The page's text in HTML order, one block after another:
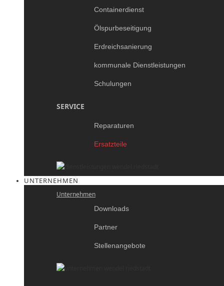
Containerdienst
Ölspurbeseitigung
Erdreichsanierung
kommunale Dienstleistungen
Schulungen
SERVICE
Reparaturen
Ersatzteile
UNTERNEHMEN
Unternehmen
Downloads
Partner
Stellenangebote